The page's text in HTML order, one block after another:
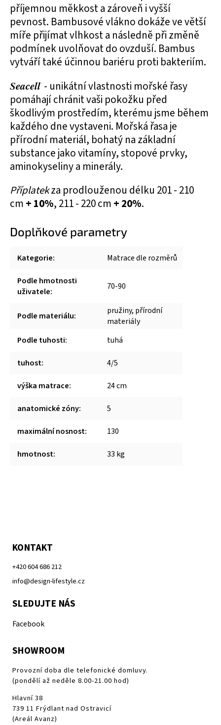
příjemnou měkkost a zároveň i vyšší
pevnost. Bambusové vlákno dokáže ve větší
míře přijímat vlhkost a následně při změně
podmínek uvolňovat do ovzduší. Bambus
vytváří také účinnou bariéru proti bakteriím.
Seacell - unikátní vlastnosti mořské řasy
pomáhají chránit vaši pokožku před
škodlivým prostředím, kterému jsme během
každého dne vystaveni. Mořská řasa je
přírodní materiál, bohatý na základní
substance jako vitamíny, stopové prvky,
aminokyseliny a minerály.
Příplatekza prodlouženou délku 201 - 210
cm + 10%, 211 - 220 cm + 20%.
Doplňkové parametry
Kategorie: Matrace dle rozměrů
Podle hmotnosti
uživatele: 70-90
Podle materiálu:
pružiny, přírodní
materiály
Podle tuhosti: tuhá
tuhost: 4/5
výška matrace: 24 cm
anatomické zóny: 5
maximální nosnost: 130
hmotnost: 33 kg
KONTAKT
+420 604 686 212
info@design-lifestyle.cz
SLEDUJTE NÁS
Facebook
SHOWROOM
Provozní doba dle telefonické domluvy.
(pondělí až neděle 8.00-21.00 hod)
Hlavní 38
739 11 Frýdlant nad Ostravicí
(Areál Avanz)